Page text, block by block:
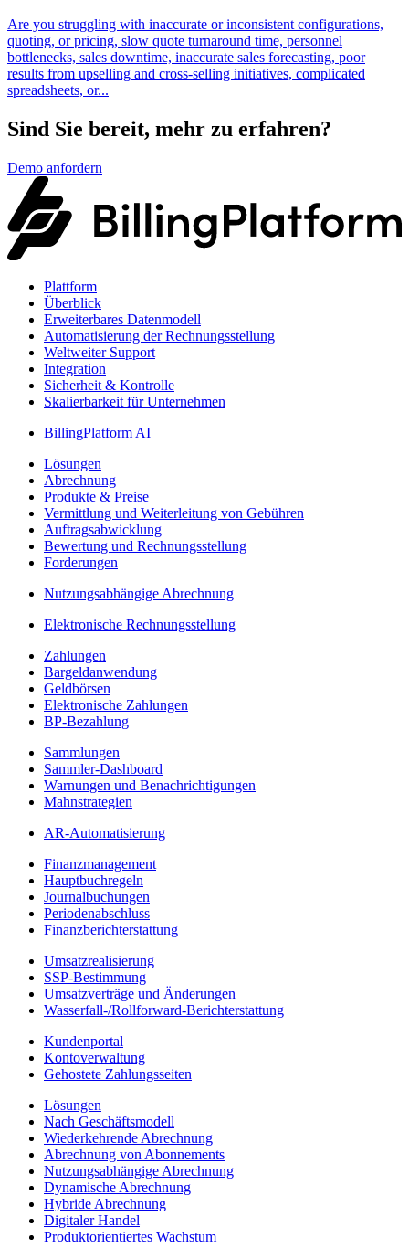
Are you struggling with inaccurate or inconsistent configurations,
quoting, or pricing, slow quote turnaround time, personnel
bottlenecks, sales downtime, inaccurate sales forecasting, poor
results from upselling and cross-selling initiatives, complicated
spreadsheets, or...
Sind Sie bereit, mehr zu erfahren?
Demo anfordern
Plattform
Überblick
Erweiterbares Datenmodell
Automatisierung der Rechnungsstellung
Weltweiter Support
Integration
Sicherheit & Kontrolle
Skalierbarkeit für Unternehmen
BillingPlatform AI
Lösungen
Abrechnung
Produkte & Preise
Vermittlung und Weiterleitung von Gebühren
Auftragsabwicklung
Bewertung und Rechnungsstellung
Forderungen
Nutzungsabhängige Abrechnung
Elektronische Rechnungsstellung
Zahlungen
Bargeldanwendung
Geldbörsen
Elektronische Zahlungen
BP-Bezahlung
Sammlungen
Sammler-Dashboard
Warnungen und Benachrichtigungen
Mahnstrategien
AR-Automatisierung
Finanzmanagement
Hauptbuchregeln
Journalbuchungen
Periodenabschluss
Finanzberichterstattung
Umsatzrealisierung
SSP-Bestimmung
Umsatzverträge und Änderungen
Wasserfall-/Rollforward-Berichterstattung
Kundenportal
Kontoverwaltung
Gehostete Zahlungsseiten
Lösungen
Nach Geschäftsmodell
Wiederkehrende Abrechnung
Abrechnung von Abonnements
Nutzungsabhängige Abrechnung
Dynamische Abrechnung
Hybride Abrechnung
Digitaler Handel
Produktorientiertes Wachstum